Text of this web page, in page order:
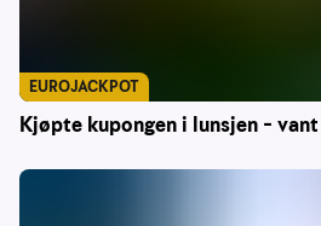
Kjøpte kupongen i lunsjen –
EUROJACKPOT